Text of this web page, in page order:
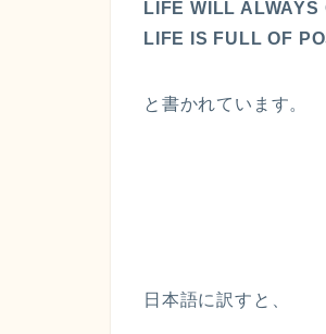
LIFE WILL ALWAYS
LIFE IS FULL OF
と書かれています。
日本語に訳すと、